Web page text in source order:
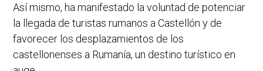
Así mismo, ha manifestado la voluntad de potenciar
la llegada de turistas rumanos a Castellón y de
favorecer los desplazamientos de los
castellonenses a Rumanía, un destino turístico en